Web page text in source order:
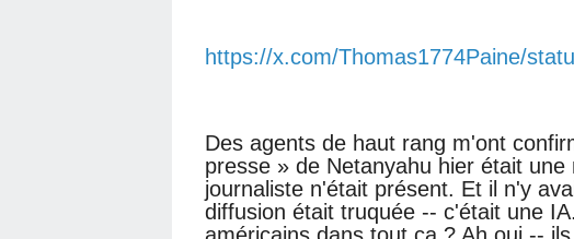
https://x.com/Thomas1774Paine/
Des agents de haut rang m'ont
presse » de Netanyahu hier était une
journaliste n'était présent. Et il n'y
diffusion était truquée -- c'était une